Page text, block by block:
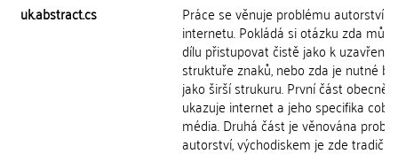
uk.abstract.cs
Práce se věnuje problému autorství
internetu. Pokládá si otázku zda
dílu přistupovat čistě jako k uzavřené
struktuře znaků, nebo zda je nutné
jako širší strukuru. První část obecně
ukazuje internet a jeho specifika coby
média. Druhá část je věnována
autorství, východiskem je zde tradiční